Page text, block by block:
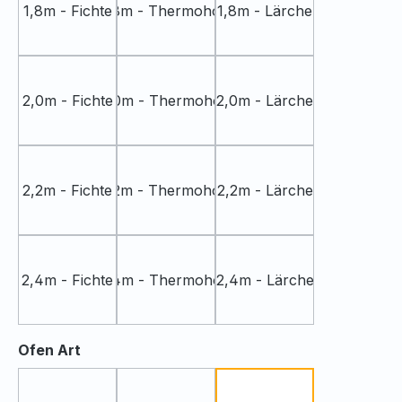
1,8m - Fichte1,8m - Thermoholz1,8m - Lärche
2,0m - Fichte2,0m - Thermoholz2,0m - Lärche
2,2m - Fichte2,2m - Thermoholz2,2m - Lärche
2,4m - Fichte2,4m - Thermoholz2,4m - Lärche
Ofen Art